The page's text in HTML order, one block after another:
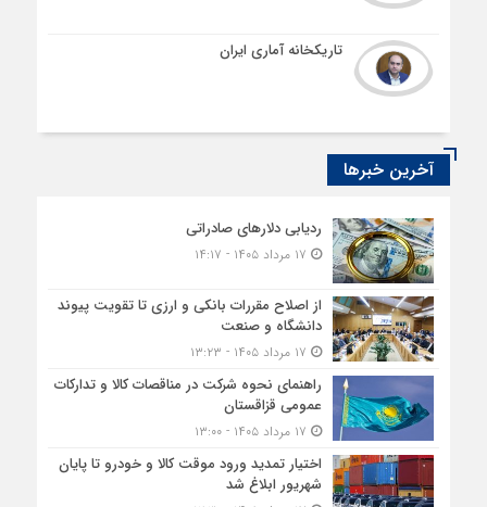
تاریکخانه آماری ایران
آخرین خبرها
ردیابی دلارهای صادراتی
از اصلاح مقررات بانکی و ارزی تا تقویت پیوند
دانشگاه و صنعت
راهنمای نحوه شرکت در مناقصات کالا و تدارکات
عمومی قزاقستان
اختیار تمدید ورود موقت کالا و خودرو تا پایان
شهریور ابلاغ شد